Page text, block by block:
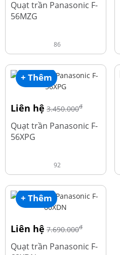
Quạt trần Panasonic F-
56MZG
86
+ Thêm
Liên hệ 3.450.000đ
Quạt trần Panasonic F-
56XPG
92
+ Thêm
Liên hệ 7.690.000đ
Quạt trần Panasonic F-